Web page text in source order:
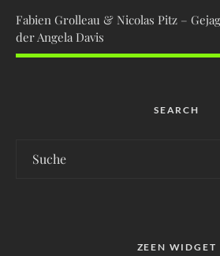
Fabien Grolleau & Nicolas Pitz –
der Angela Davis
SEARCH
ZEEN WIDGET